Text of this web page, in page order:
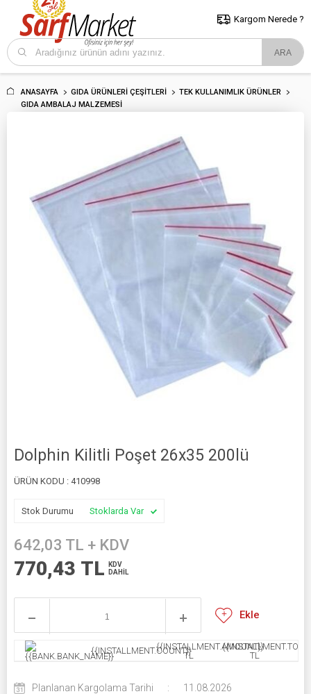
5000 TL ve Üzeri Alışverişlerde İstanbul İçi Kargo Bedava!
ve Trakya İçin Tıklayın..
Kargom Nerede ?
ANASAYFA GIDA ÜRÜNLERI ÇEŞITLERI
TEK KULLANIMLIK ÜRÜNLER
GIDA AMBALAJ MALZEMESI
Dolphin Kilitli Poşet 26x35 200lü
ÜRÜN KODU : 410998
Stok Durumu Stoklarda Var
642,03 TL + KDV
770,43 TL
KDV
DAHİL
Ekle
{{INSTALLMENT.COUNT}}{{INSTALLMENT.AMOUNT}}
TL
TL
Planlanan Kargolama Tarihi : 11.08.2026